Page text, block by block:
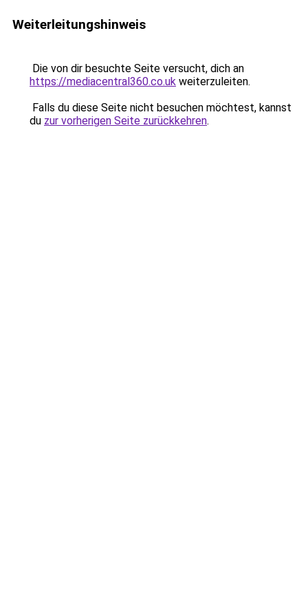
Weiterleitungshinweis
Die von dir besuchte Seite versucht, dich an
https://mediacentral360.co.uk weiterzuleiten.
Falls du diese Seite nicht besuchen möchtest, kannst
du zur vorherigen Seite zurückkehren.